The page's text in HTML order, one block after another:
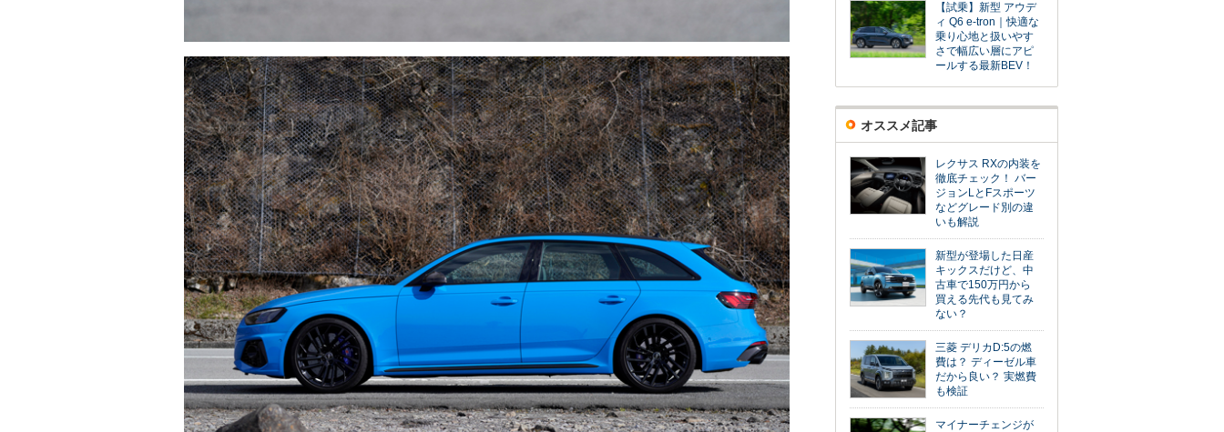
【試乗】新型 アウデ
ィ Q6 e-tron｜快適な
乗り心地と扱いやす
さで幅広い層にアピ
ールする最新BEV！
オススメ記事
レクサス RXの内装を
徹底チェック！ バー
ジョンLとFスポーツ
などグレード別の違
いも解説
新型が登場した日産
キックスだけど、中
古車で150万円から
買える先代も見てみ
ない？
三菱 デリカD:5の燃
費は？ ディーゼル車
だから良い？ 実燃費
も検証
マイナーチェンジが